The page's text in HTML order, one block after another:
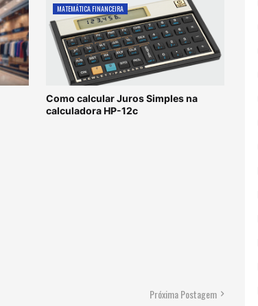
MATEMÁTICA FINANCEIRA
Como calcular Juros Simples na
calculadora HP-12c
Próxima Postagem